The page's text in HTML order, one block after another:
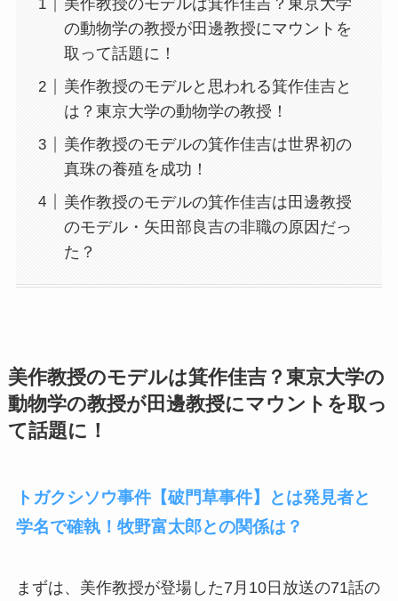
美作教授のモデルは箕作佳吉？東京大学
の動物学の教授が田邊教授にマウントを
取って話題に！
美作教授のモデルと思われる箕作佳吉と
は？東京大学の動物学の教授！
美作教授のモデルの箕作佳吉は世界初の
真珠の養殖を成功！
美作教授のモデルの箕作佳吉は田邊教授
のモデル・矢田部良吉の非職の原因だっ
た？
美作教授のモデルは箕作佳吉？東京大学の
動物学の教授が田邊教授にマウントを取っ
て話題に！
トガクシソウ事件【破門草事件】とは発見者と
学名で確執！牧野富太郎との関係は？
まずは、美作教授が登場した7月10日放送の71話の